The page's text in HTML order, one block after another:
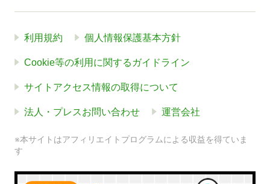
利用規約 個人情報保護基本方針
Cookie等の利用に関するガイドライン
サイトアクセス情報の取得について
法人・プレスお問い合わせ 運営会社
※本サイトはアフィリエイトプログラムによる収益を得ていま
す